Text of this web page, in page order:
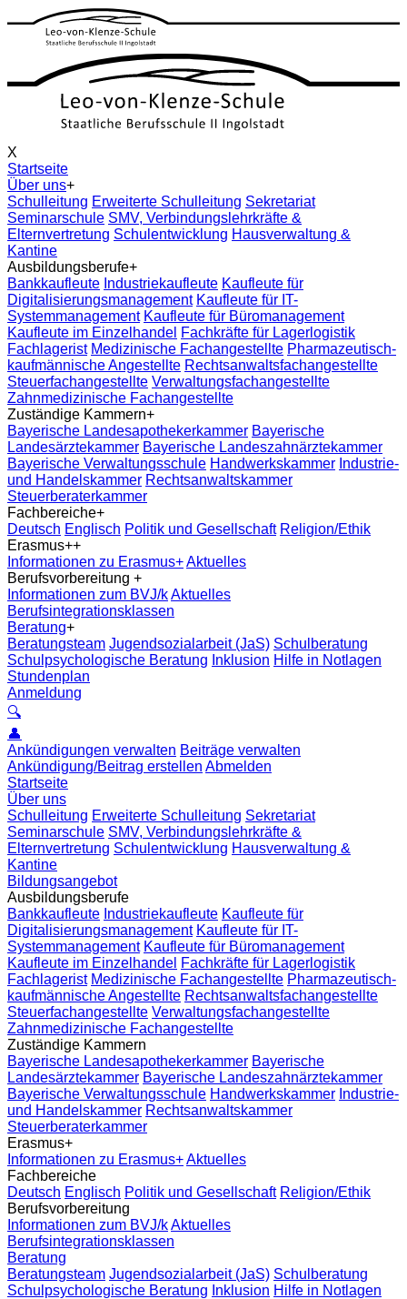
X
Startseite
Über uns+
Schulleitung Erweiterte Schulleitung Sekretariat
Seminarschule SMV, Verbindungslehrkräfte &
Elternvertretung Schulentwicklung Hausverwaltung &
Kantine
Ausbildungsberufe+
Bankkaufleute Industriekaufleute Kaufleute für
Digitalisierungsmanagement Kaufleute für IT-
Systemmanagement Kaufleute für Büromanagement
Kaufleute im Einzelhandel Fachkräfte für Lagerlogistik
Fachlagerist Medizinische Fachangestellte Pharmazeutisch-
kaufmännische Angestellte Rechtsanwaltsfachangestellte
Steuerfachangestellte Verwaltungsfachangestellte
Zahnmedizinische Fachangestellte
Zuständige Kammern+
Bayerische Landesapothekerkammer Bayerische
Landesärztekammer Bayerische Landeszahnärztekammer
Bayerische Verwaltungsschule Handwerkskammer Industrie-
und Handelskammer Rechtsanwaltskammer
Steuerberaterkammer
Fachbereiche+
Deutsch Englisch Politik und Gesellschaft Religion/Ethik
Erasmus++
Informationen zu Erasmus+Aktuelles
Berufsvorbereitung +
Informationen zum BVJ/kAktuelles
Berufsintegrationsklassen
Beratung+
Beratungsteam Jugendsozialarbeit (JaS) Schulberatung
Schulpsychologische Beratung Inklusion Hilfe in Notlagen
Stundenplan
Anmeldung
🔍
👤
Ankündigungen verwalten Beiträge verwalten
Ankündigung/Beitrag erstellen Abmelden
Startseite
Über uns
Schulleitung Erweiterte Schulleitung Sekretariat
Seminarschule SMV, Verbindungslehrkräfte &
Elternvertretung Schulentwicklung Hausverwaltung &
Kantine
Bildungsangebot
Ausbildungsberufe
Bankkaufleute Industriekaufleute Kaufleute für
Digitalisierungsmanagement Kaufleute für IT-
Systemmanagement Kaufleute für Büromanagement
Kaufleute im Einzelhandel Fachkräfte für Lagerlogistik
Fachlagerist Medizinische Fachangestellte Pharmazeutisch-
kaufmännische Angestellte Rechtsanwaltsfachangestellte
Steuerfachangestellte Verwaltungsfachangestellte
Zahnmedizinische Fachangestellte
Zuständige Kammern
Bayerische Landesapothekerkammer Bayerische
Landesärztekammer Bayerische Landeszahnärztekammer
Bayerische Verwaltungsschule Handwerkskammer Industrie-
und Handelskammer Rechtsanwaltskammer
Steuerberaterkammer
Erasmus+
Informationen zu Erasmus+Aktuelles
Fachbereiche
Deutsch Englisch Politik und Gesellschaft Religion/Ethik
Berufsvorbereitung
Informationen zum BVJ/kAktuelles
Berufsintegrationsklassen
Beratung
Beratungsteam Jugendsozialarbeit (JaS) Schulberatung
Schulpsychologische Beratung Inklusion Hilfe in Notlagen